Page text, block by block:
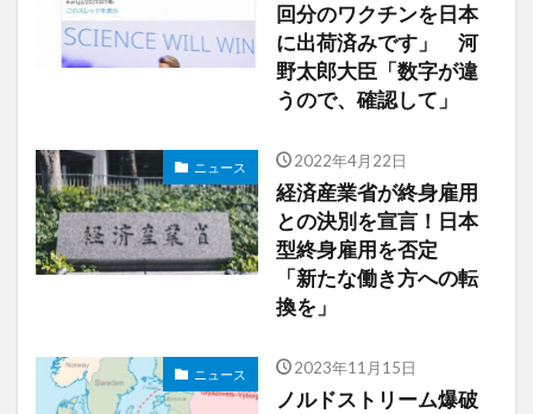
回分のワクチンを日本
に出荷済みです」 河
野太郎大臣「数字が違
うので、確認して」
ニュース 2022年4月22日
経済産業省が終身雇用
との決別を宣言！日本
型終身雇用を否定
「新たな働き方への転
換を」
ニュース 2023年11月15日
ノルドストリーム爆破